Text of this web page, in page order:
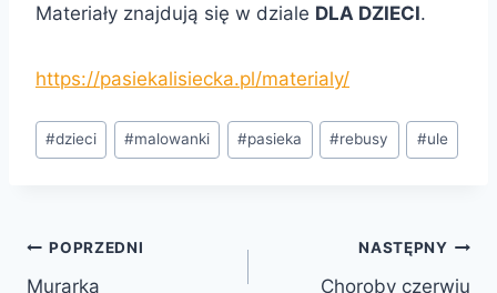
Materiały znajdują się w dziale DLA DZIECI.
https://pasiekalisiecka.pl/materialy/
Tagi
wpisu:
#dzieci #malowanki #pasieka #rebusy #ule
Nawigacja
POPRZEDNI
Murarka
NASTĘPNY
Choroby czerwiu